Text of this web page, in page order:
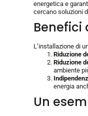
energetica e
cercano soluzioni
Benefici
L’installazione di
Riduzione
Riduzione
ambiente
energia
Un